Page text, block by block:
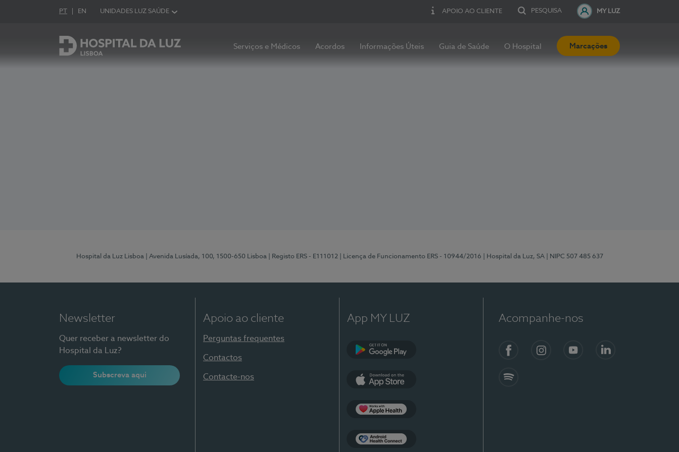
Escolha o seu idioma
Idioma em Português
PT English Language
EN UNIDADES LUZ SAÚDE APOIO AO CLIENTE PESQUISA MY LUZ
Hospital da Luz Lisboa
Serviços e Médicos Acordos Informações Úteis Guia de Saúde O Hospital Marcações
Hospital da Luz Lisboa | Avenida Lusíada, 100, 1500-650 Lisboa | Registo ERS - E111012 | Licença de Funcionamento ERS - 10944/2016 | Hospital da Luz, SA | NIPC 507 485 637
Newsletter
Quer receber a newsletter do
Hospital da Luz?
Subscreva aqui
Apoio ao cliente
Perguntas frequentes
Contactos
Contacte-nos
App MY LUZ Acompanhe-nos